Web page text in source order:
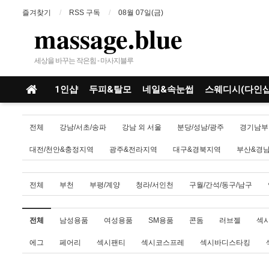
즐겨찾기 RSS 구독 08월 07일(금)
massage.blue
세상을 바꾸는 작은힘 - 마사지블루
1인샵 두피&탈모 네일&속눈썹 스웨디시(다인
전체 강남/서초/송파 강남 외 서울 분당/성남/광주 경기남부
대전/천안&충정지역 광주&전라지역 대구&경북지역 부산&경
전체 부천 부평/계양 청라/서인천 구월/간석/동구/남구
전체 남성용품 여성용품 SM용품 콘돔 러브젤 섹
에그 페어리 섹시팬티 섹시코스프레 섹시바디스타킹